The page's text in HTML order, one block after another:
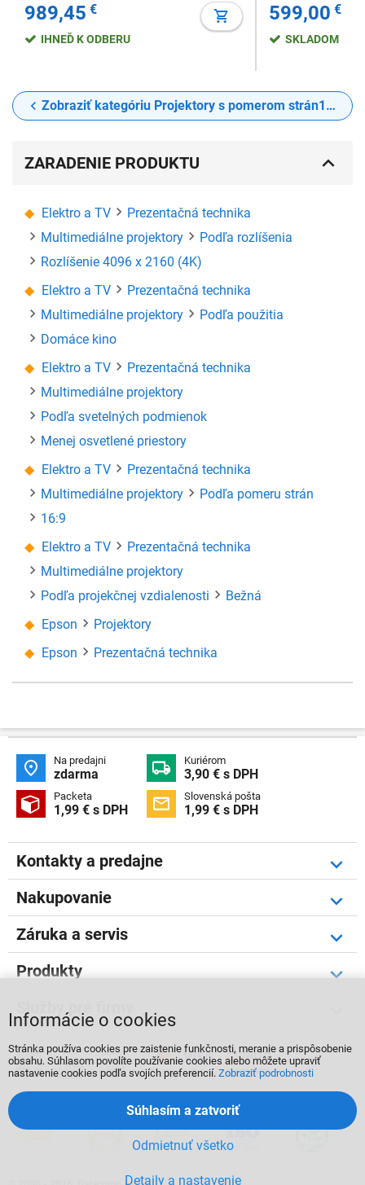
989,45 €
IHNEĎ K ODBERU
599,00 €
SKLADOM
Zobraziť kategóriu Projektory s pomerom strán16:9
ZARADENIE PRODUKTU
Elektro a TV
Prezentačná technika
Multimediálne projektory
Podľa rozlíšenia
Rozlíšenie 4096 x 2160 (4K)
Elektro a TV
Prezentačná technika
Multimediálne projektory
Podľa použitia
Domáce kino
Elektro a TV
Prezentačná technika
Multimediálne projektory
Podľa svetelných podmienok
Menej osvetlené priestory
Elektro a TV
Prezentačná technika
Multimediálne projektory
Podľa pomeru strán
16:9
Elektro a TV
Prezentačná technika
Multimediálne projektory
Podľa projekčnej vzdialenosti
Bežná
Epson
Projektory
Epson
Prezentačná technika
 Na predajni
zdarma  Kuriérom
3,90 € s DPH
 Packeta
1,99 € s DPH  Slovenská pošta
1,99 € s DPH
Kontakty a predajne
Nakupovanie
Záruka a servis
Produkty
  
Informácie o cookies
Stránka používa cookies pre zaistenie funkčnosti, meranie a prispôsobenie
obsahu. Súhlasom povolíte používanie cookies alebo môžete upraviť
nastavenie cookies podľa svojích preferencií. Zobraziť podrobnosti
Detaily a nastavenie
Odmietnuť všetko
Súhlasím a zatvoriť